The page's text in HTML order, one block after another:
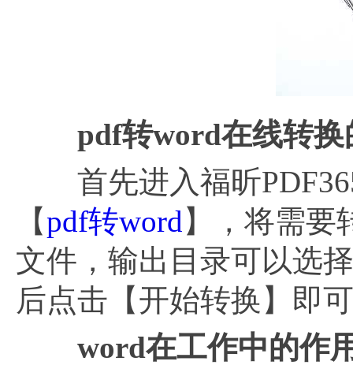
pdf转word在线转换
首先进入福昕
【pdf转word 】，将需要
文件，输出目录可以选
后点击【开始转换】即
word在工作中的作